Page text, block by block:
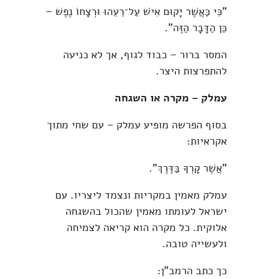
"כִּי כַּאֲשֶׁר יָקוּם אִישׁ עַל־רֵעֵהוּ וּרְצָחוֹ נֶפֶשׁ –
כֵּן הַדָּבָר הַזֶּה".
המסר ברור – כבוד לגוף, אך לא כניעה
להתפרצות היצר.
עמלק – מקרה או השגחה
בסוף הפרשה מופיע עמלק – עם שחי מתוך
אקראיות:
"אֲשֶׁר קָרְךָ בַּדֶּרֶךְ".
עמלק מאמין במקריות ונצמד ליצריו. עם
ישראל לעומתו מאמין שהכול בהשגחה
אלוקית. כל מקרה הוא קריאה לצמיחה
ולעשייה טובה.
כך כתב הרמב"ן: